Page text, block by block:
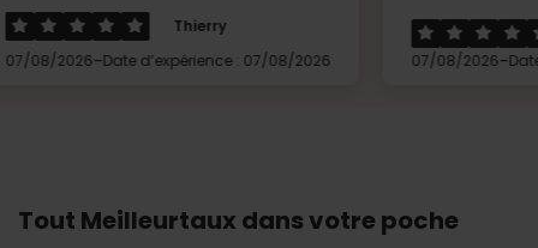
Thierry
d’expérience : 07/08/2026
07/08/2026
Date
Tout Meilleurtaux dans votre poche